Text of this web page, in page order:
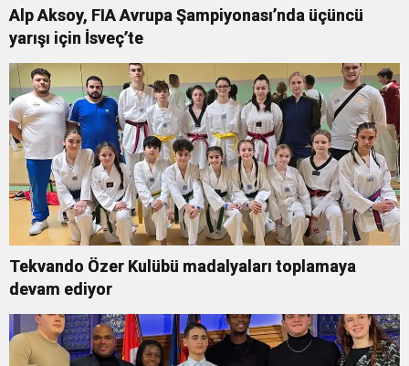
Alp Aksoy, FIA Avrupa Şampiyonası’nda üçüncü
yarışı için İsveç’te
Tekvando Özer Kulübü madalyaları toplamaya
devam ediyor